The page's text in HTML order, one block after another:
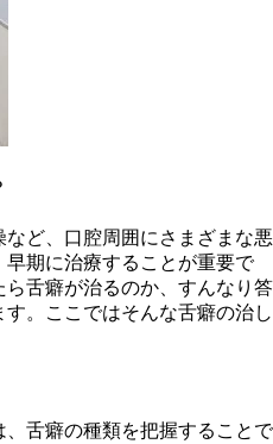
ど、口腔周囲にさまざまな悪
期に治療することが重要で
舌癖が治るのか、すんなり答
。ここではそんな舌癖の治し
舌癖の種類を把握することで